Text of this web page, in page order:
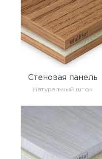
Стеновая панель
Натуральный шпон